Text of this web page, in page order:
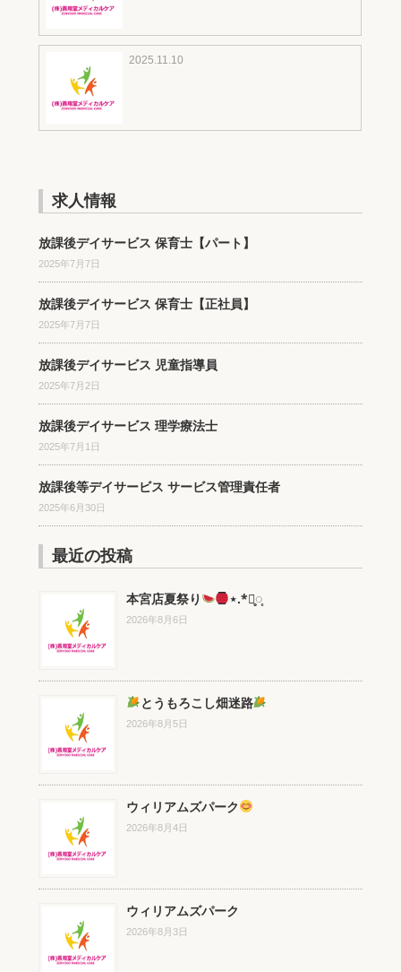
2025.11.10
求人情報
放課後デイサービス 保育士【パート】
2025年7月7日
放課後デイサービス 保育士【正社員】
2025年7月7日
放課後デイサービス 児童指導員
2025年7月2日
放課後デイサービス 理学療法士
2025年7月1日
放課後等デイサービス サービス管理責任者
2025年6月30日
最近の投稿
本宮店夏祭り ⋆.*⃝̥◌̥
2026年8月6日
とうもろこし畑迷路
2026年8月5日
ウィリアムズパーク
2026年8月4日
ウィリアムズパーク
2026年8月3日